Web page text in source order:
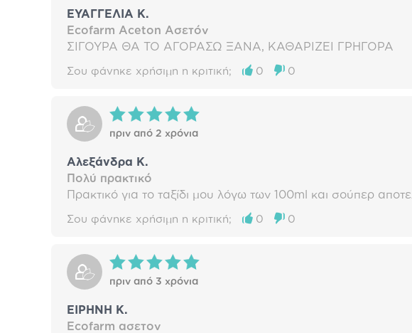
ΕΥΑΓΓΕΛΙΑ Κ.
Ecofarm Aceton Ασετόν
ΣΙΓΟΥΡΑ ΘΑ ΤΟ ΑΓΟΡΑΣΩ ΞΑΝΑ, ΚΑΘΑΡΙΖΕΙ ΓΡΗΓΟΡΑ
Σου φάνηκε χρήσιμη η κριτική; 0 0
πριν από 2 χρόνια
Αλεξάνδρα Κ.
Πολύ πρακτικό
Πρακτικό για το ταξίδι μου λόγω των 100ml και σούπερ
Σου φάνηκε χρήσιμη η κριτική; 0 0
πριν από 3 χρόνια
ΕΙΡΗΝΗ Κ.
Ecofarm ασετον